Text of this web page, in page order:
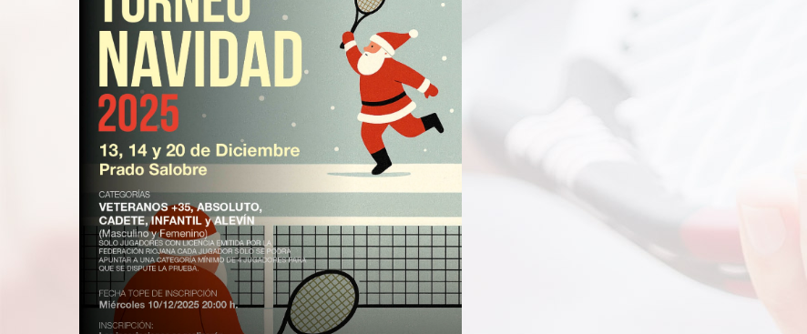
de
diciembre
de
2025